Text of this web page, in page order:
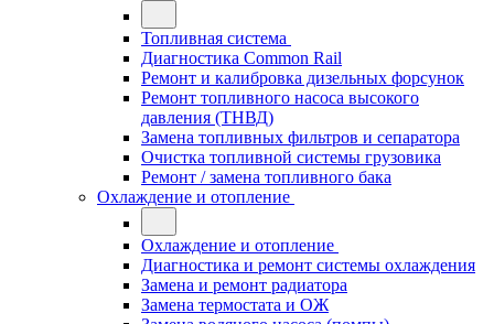
Топливная система
Диагностика Common Rail
Ремонт и калибровка дизельных форсунок
Ремонт топливного насоса высокого
давления (ТНВД)
Замена топливных фильтров и сепаратора
Очистка топливной системы грузовика
Ремонт / замена топливного бака
Охлаждение и отопление
Охлаждение и отопление
Диагностика и ремонт системы охлаждения
Замена и ремонт радиатора
Замена термостата и ОЖ